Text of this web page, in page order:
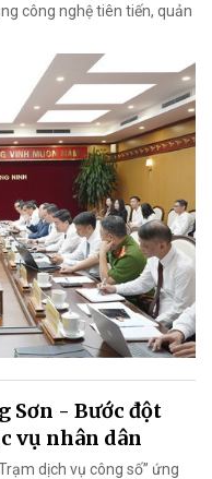
công nghệ tiên tiến, quản
Sơn - Bước đột
vụ nhân dân
dịch vụ công số” ứng